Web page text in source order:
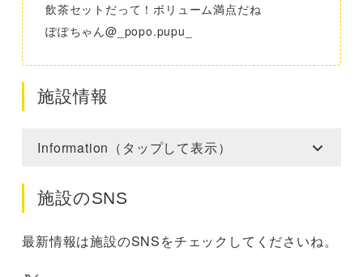
飲茶セットだって！ボリューム満点だね
ぽぽちゃん@_popo.pupu_
施設情報
Information（タップして表示）
施設のSNS
最新情報は施設のSNSをチェックしてくださいね。